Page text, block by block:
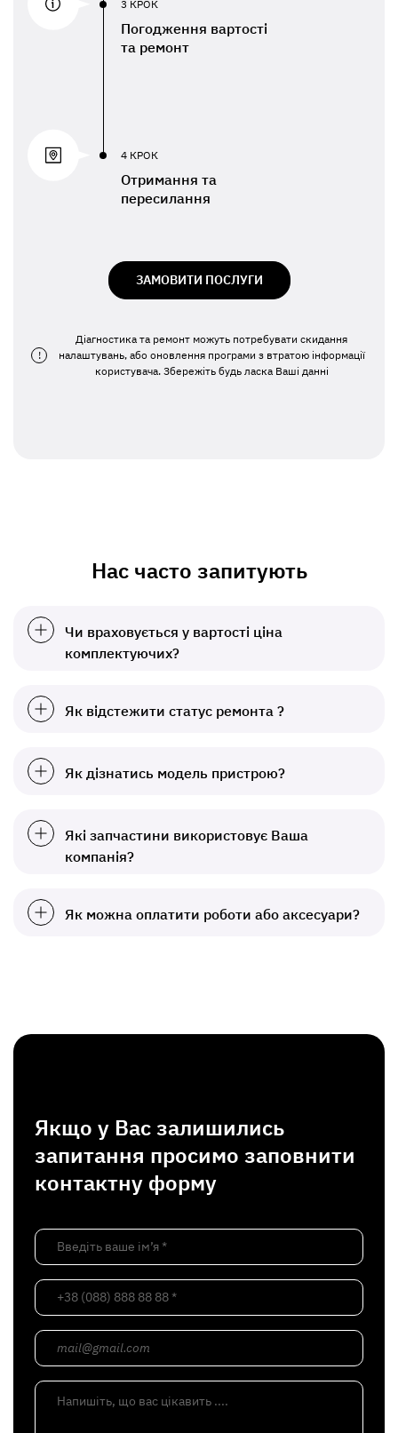
3 КРОК
Погодження вартості
та ремонт
4 КРОК
Отримання та
пересилання
ЗАМОВИТИ ПОСЛУГИ
!
Діагностика та ремонт можуть потребувати скидання
налаштувань, або оновлення програми з втратою інформації
користувача. Збережіть будь ласка Ваші данні
Нас часто запитують
Чи враховується у вартості ціна
комплектуючих?
Як відстежити статус ремонта ?
Як дізнатись модель пристрою?
Які запчастини використовує Ваша
компанія?
Як можна оплатити роботи або аксесуари?
Якщо у Вас залишились
запитання просимо заповнити
контактну форму
Введіть ваше ім’я *
+38 (088) 888 88 88 *
mail@gmail.com
Напишіть, що вас цікавить ....